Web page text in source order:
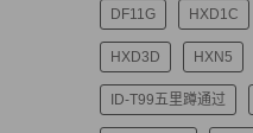
DF11G HXD1C
HXD3D HXN5
ID-T99五里蹲通过